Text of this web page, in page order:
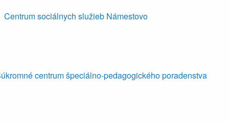
Centrum sociálnych služieb Námestovo
centrum špeciálno-pedagogického poradenstva